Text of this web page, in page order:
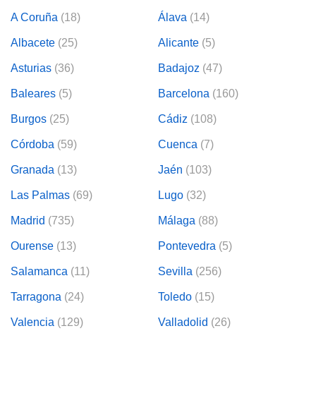
A Coruña (18) Álava (14)
Albacete (25) Alicante (5)
Asturias (36) Badajoz (47)
Baleares (5) Barcelona (160)
Burgos (25) Cádiz (108)
Córdoba (59) Cuenca (7)
Granada (13) Jaén (103)
Las Palmas (69) Lugo (32)
Madrid (735) Málaga (88)
Ourense (13) Pontevedra (5)
Salamanca (11) Sevilla (256)
Tarragona (24) Toledo (15)
Valencia (129) Valladolid (26)